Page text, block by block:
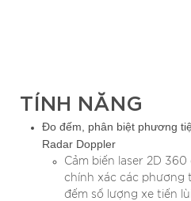
TÍNH NĂNG
Đo đếm, phân biệt phương
Radar Doppler
Cảm biến laser 2D
chính xác các phương
đếm số lượng xe tiến